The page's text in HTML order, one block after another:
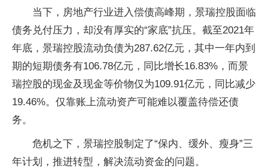
当下，房地产行业进入偿债高峰期，景瑞控股面临
债务兑付压力，却没有厚实的“家底”抗压。截至2021年
年底，景瑞控股流动负债为287.62亿元，其中一年内到
期的短期债务有106.78亿元，同比增长16.83%，而景
瑞控股的现金及现金等价物仅为109.91亿元，同比减少
19.46%。仅靠账上流动资产可能难以覆盖待偿还债
务。
危机之下，景瑞控股制定了“保内、缓外、瘦身”三
年计划，推进转型，解决流动资金的问题。